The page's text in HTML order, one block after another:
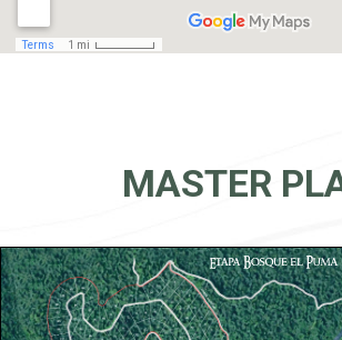
MASTER